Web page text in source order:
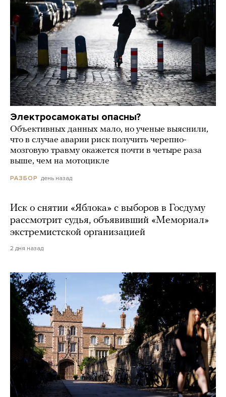
Электросамокаты опасны?
Объективных данных мало, но ученые выяснили,
что в случае аварии риск получить черепно-
мозговую травму окажется почти в четыре раза
выше, чем на мотоцикле
РАЗБОР день назад
Иск о снятии «Яблока» с выборов в Госдуму
рассмотрит судья, объявивший «Мемориал»
экстремистской организацией
2 дня назад